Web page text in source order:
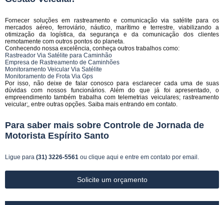
Fornecer soluções em rastreamento e comunicação via satélite para os
mercados aéreo, ferroviário, náutico, marítimo e terrestre, viabilizando a
otimização da logística, da segurança e da comunicação dos clientes
remotamente com outros pontos do planeta.
Conhecendo nossa excelência, conheça outros trabalhos como:
Rastreador Via Satélite para Caminhão
Empresa de Rastreamento de Caminhões
Monitoramento Veicular Via Satélite
Monitoramento de Frota Via Gps
Por isso, não deixe de falar conosco para esclarecer cada uma de suas
dúvidas com nossos funcionários. Além do que já foi apresentado, o
empreendimento também trabalha com telemetrias veiculares; rastreamento
veicular;, entre outras opções. Saiba mais entrando em contato.
Para saber mais sobre Controle de Jornada de
Motorista Espírito Santo
Ligue para (31) 3226-5561 ou clique aqui e entre em contato por email.
Solicite um orçamento